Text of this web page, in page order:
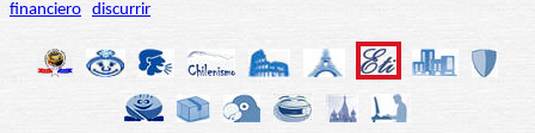
financiero discurrir